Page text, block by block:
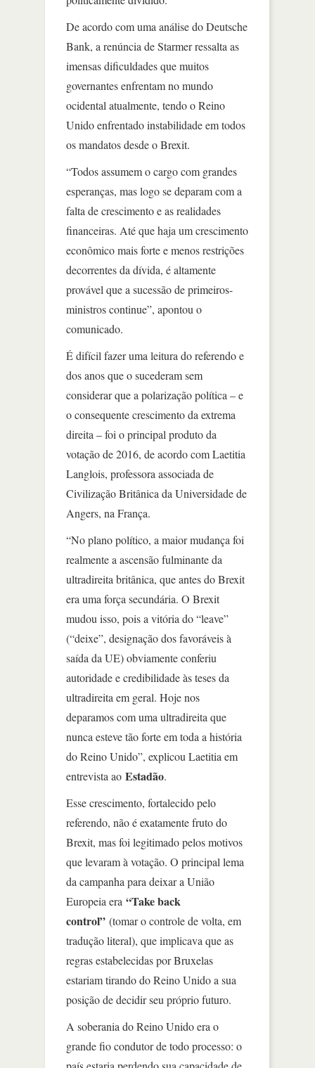
De acordo com uma análise do Deutsche
Bank, a renúncia de Starmer ressalta as
imensas dificuldades que muitos
governantes enfrentam no mundo
ocidental atualmente, tendo o Reino
Unido enfrentado instabilidade em todos
os mandatos desde o Brexit.
“Todos assumem o cargo com grandes
esperanças, mas logo se deparam com a
falta de crescimento e as realidades
financeiras. Até que haja um crescimento
econômico mais forte e menos restrições
decorrentes da dívida, é altamente
provável que a sucessão de primeiros-
ministros continue”, apontou o
comunicado.
É difícil fazer uma leitura do referendo e
dos anos que o sucederam sem
considerar que a polarização política – e
o consequente crescimento da extrema
direita – foi o principal produto da
votação de 2016, de acordo com Laetitia
Langlois, professora associada de
Civilização Britânica da Universidade de
Angers, na França.
“No plano político, a maior mudança foi
realmente a ascensão fulminante da
ultradireita britânica, que antes do Brexit
era uma força secundária. O Brexit
mudou isso, pois a vitória do “leave”
(“deixe”, designação dos favoráveis à
saída da UE) obviamente conferiu
autoridade e credibilidade às teses da
ultradireita em geral. Hoje nos
deparamos com uma ultradireita que
nunca esteve tão forte em toda a história
do Reino Unido”, explicou Laetitia em
entrevista ao Estadão.
Esse crescimento, fortalecido pelo
referendo, não é exatamente fruto do
Brexit, mas foi legitimado pelos motivos
que levaram à votação. O principal lema
da campanha para deixar a União
Europeia era “Take back
control” (tomar o controle de volta, em
tradução literal), que implicava que as
regras estabelecidas por Bruxelas
estariam tirando do Reino Unido a sua
posição de decidir seu próprio futuro.
A soberania do Reino Unido era o
grande fio condutor de todo processo: o